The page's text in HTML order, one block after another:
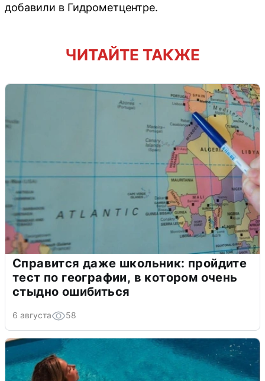
добавили в Гидрометцентре.
ЧИТАЙТЕ ТАКЖЕ
Справится даже школьник: пройдите
тест по географии, в котором очень
стыдно ошибиться
6 августа 58